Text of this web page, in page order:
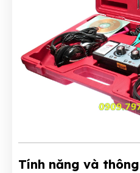
Tính năng và